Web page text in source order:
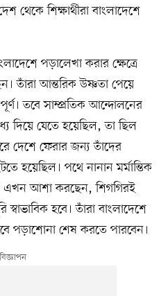
থেকে শিক্ষার্থীরা বাংলাদেশে
পড়ালেখা করার ক্ষেত্রে
তাঁরা আন্তরিক উষ্ণতা পেয়ে
তবে সাম্প্রতিক আন্দোলনের
দিয়ে যেতে হয়েছিল, তা ছিল
দেশে ফেরার জন্য তাঁদের
হয়েছিল। পথে নানান মর্মান্তিক
এখন আশা করছেন, শিগগিরই
হবে। তাঁরা বাংলাদেশে
পড়াশোনা শেষ করতে পারবেন।